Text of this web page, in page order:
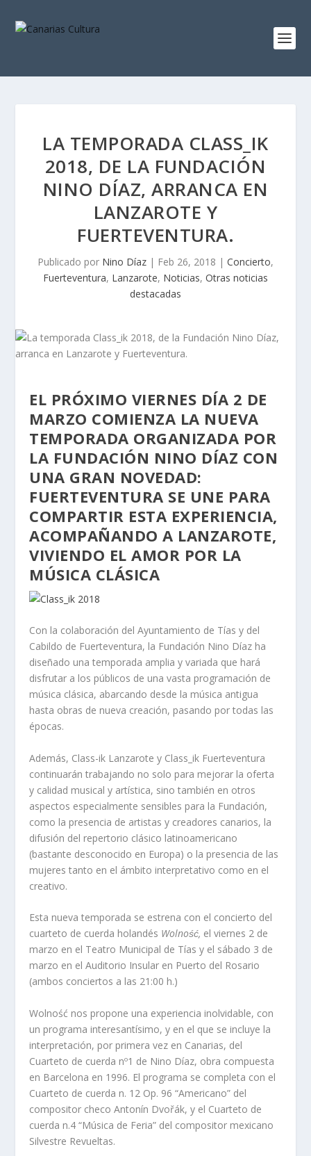
LA TEMPORADA CLASS_IK
2018, DE LA FUNDACIÓN
NINO DÍAZ, ARRANCA EN
LANZAROTE Y
FUERTEVENTURA.
Publicado por Nino Díaz | Feb 26, 2018 | Concierto,
Fuerteventura, Lanzarote, Noticias, Otras noticias
destacadas
EL PRÓXIMO VIERNES DÍA 2 DE
MARZO COMIENZA LA NUEVA
TEMPORADA ORGANIZADA POR
LA FUNDACIÓN NINO DÍAZ CON
UNA GRAN NOVEDAD:
FUERTEVENTURA SE UNE PARA
COMPARTIR ESTA EXPERIENCIA,
ACOMPAÑANDO A LANZAROTE,
VIVIENDO EL AMOR POR LA
MÚSICA CLÁSICA
Con la colaboración del Ayuntamiento de Tías y del
Cabildo de Fuerteventura, la Fundación Nino Díaz ha
diseñado una temporada amplia y variada que hará
disfrutar a los públicos de una vasta programación de
música clásica, abarcando desde la música antigua
hasta obras de nueva creación, pasando por todas las
épocas.
Además, Class-ik Lanzarote y Class_ik Fuerteventura
continuarán trabajando no solo para mejorar la oferta
y calidad musical y artística, sino también en otros
aspectos especialmente sensibles para la Fundación,
como la presencia de artistas y creadores canarios, la
difusión del repertorio clásico latinoamericano
(bastante desconocido en Europa) o la presencia de las
mujeres tanto en el ámbito interpretativo como en el
creativo.
Esta nueva temporada se estrena con el concierto del
cuarteto de cuerda holandés Wolność, el viernes 2 de
marzo en el Teatro Municipal de Tías y el sábado 3 de
marzo en el Auditorio Insular en Puerto del Rosario
(ambos conciertos a las 21:00 h.)
Wolność nos propone una experiencia inolvidable, con
un programa interesantísimo, y en el que se incluye la
interpretación, por primera vez en Canarias, del
Cuarteto de cuerda nº1 de Nino Díaz, obra compuesta
en Barcelona en 1996. El programa se completa con el
Cuarteto de cuerda n. 12 Op. 96 “Americano” del
compositor checo Antonín Dvořák, y el Cuarteto de
cuerda n.4 “Música de Feria” del compositor mexicano
Silvestre Revueltas.